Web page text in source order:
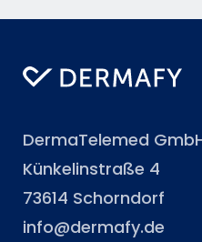
DermaTelemed
Künkelinstraße 4
73614 Schorndorf
info@dermafy.de